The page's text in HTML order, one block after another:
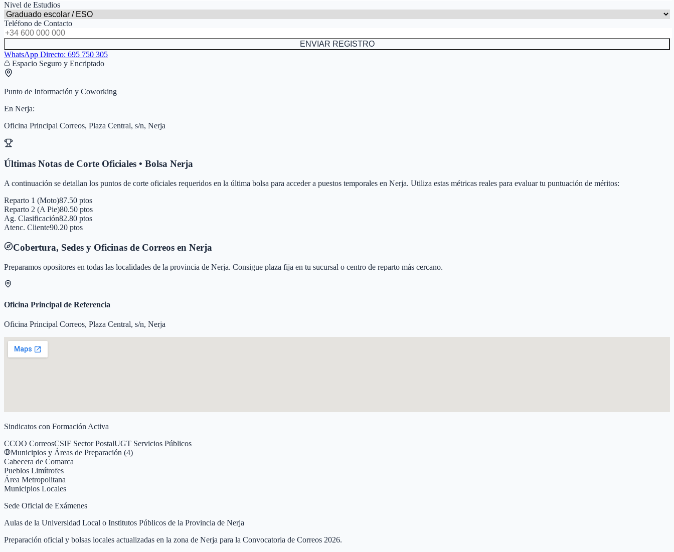
Nivel de Estudios
Teléfono de Contacto
ENVIAR REGISTRO
WhatsApp Directo: 695 750 305
Espacio Seguro y Encriptado
Punto de Información y Coworking
En Nerja:
Oficina Principal Correos, Plaza Central, s/n, Nerja
Últimas Notas de Corte Oficiales • Bolsa Nerja
A continuación se detallan los puntos de corte oficiales requeridos en la última bolsa para acceder a puestos temporales en Nerja. Utiliza estas métricas reales para evaluar tu puntuación de méritos:
Reparto 1 (Moto)87.50 ptos
Reparto 2 (A Pie)80.50 ptos
Ag. Clasificación82.80 ptos
Atenc. Cliente90.20 ptos
Cobertura, Sedes y Oficinas de Correos en Nerja
Preparamos opositores en todas las localidades de la provincia de Nerja. Consigue plaza fija en tu sucursal o centro de reparto más cercano.
Oficina Principal de Referencia
Oficina Principal Correos, Plaza Central, s/n, Nerja
Sindicatos con Formación Activa
CCOO CorreosCSIF Sector PostalUGT Servicios Públicos
Municipios y Áreas de Preparación (4)
Cabecera de Comarca
Pueblos Limítrofes
Área Metropolitana
Municipios Locales
Sede Oficial de Exámenes
Aulas de la Universidad Local o Institutos Públicos de la Provincia de Nerja
Preparación oficial y bolsas locales actualizadas en la zona de Nerja para la Convocatoria de Correos 2026.